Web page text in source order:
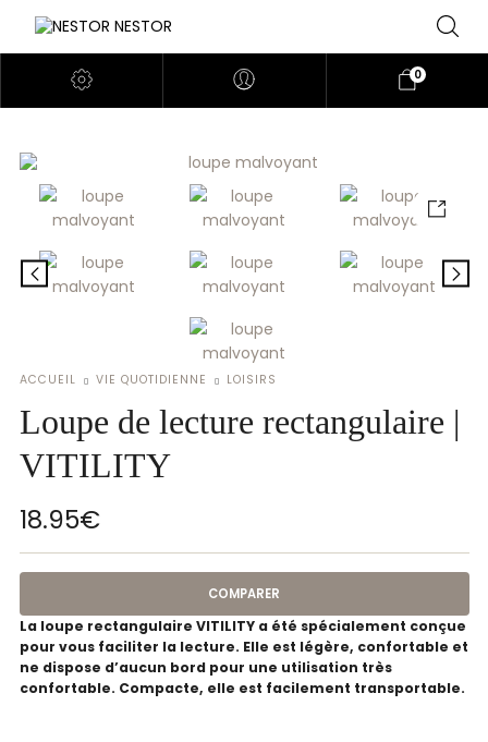
0
ACCUEIL VIE QUOTIDIENNE LOISIRS
Loupe de lecture rectangulaire |
VITILITY
18.95€
La loupe rectangulaire VITILITY a été spécialement conçue
pour vous faciliter la lecture. Elle est légère, confortable et
ne dispose d’aucun bord pour une utilisation très
confortable. Compacte, elle est facilement transportable.
COMPARER